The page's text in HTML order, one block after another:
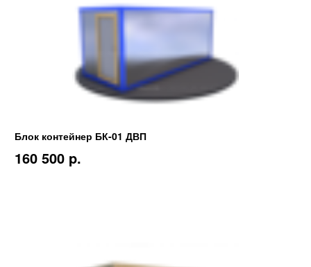
Блок контейнер БК-01 ДВП
160 500 p.